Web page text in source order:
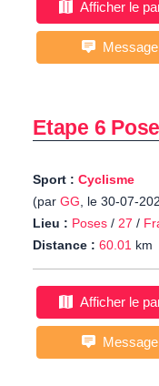
Afficher le
Etape 6
Sport : Cyclisme
(par GG, le 30-07-
Lieu : Poses / 27 /
Distance : 60.01 km
Afficher le